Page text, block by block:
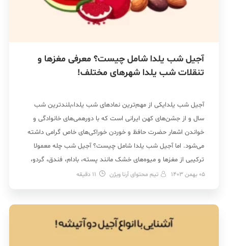
آجیل شب یلدا شامل چیست؟ معرفی مغزها و
تنقلات شب یلدا شهرهای مختلف!
آجیل شب یلدایکی از مهم‌ترین نمادهای شب یلدا،بلندترین شب
سال و از جشن‌های کهن ایرانی است که با دورهمی‌های خانوادگی و
خواندن اشعار حضرت حافظ و خوردن خوراکی‌های خاص گرامی داشته
می‌شود. اما آجیل شب یلدا شامل چیست؟ آجیل شب چله معمولا
ترکیبی از مغزها و میوه‌های خشک مانند پسته، بادام، فندق، گردو،
کشمش و […]
05 بهمن 1403 تیم محتوای آرنا ویژن 11 دقیقه